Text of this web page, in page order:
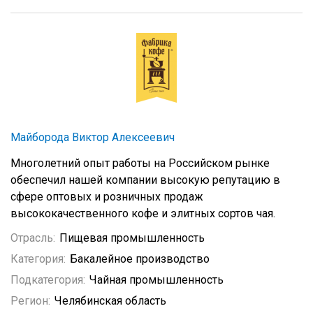
Майборода Виктор Алексеевич
Многолетний опыт работы на Российском рынке
обеспечил нашей компании высокую репутацию в
сфере оптовых и розничных продаж
высококачественного кофе и элитных сортов чая.
Отрасль: Пищевая промышленность
Категория: Бакалейное производство
Подкатегория: Чайная промышленность
Регион: Челябинская область